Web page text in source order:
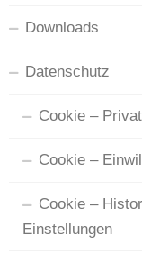
Downloads
Datenschutz
Cookie –
Cookie –
Cookie –
Einstellungen